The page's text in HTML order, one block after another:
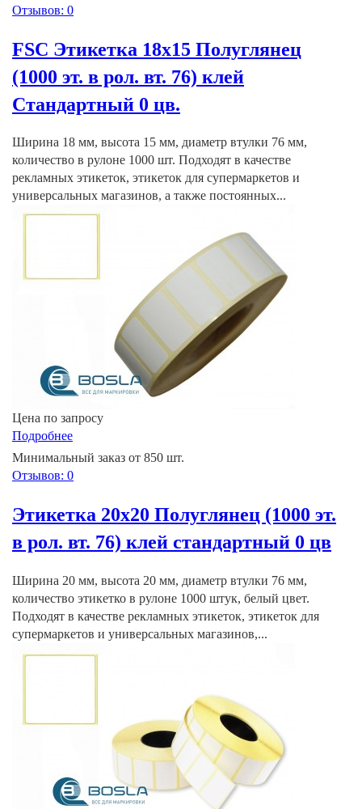
Отзывов: 0
FSC Этикетка 18х15 Полуглянец
(1000 эт. в рол. вт. 76) клей
Стандартный 0 цв.
Ширина 18 мм, высота 15 мм, диаметр втулки 76 мм,
количество в рулоне 1000 шт. Подходят в качестве
рекламных этикеток, этикеток для супермаркетов и
универсальных магазинов, а также постоянных...
Цена по запросу
Подробнее
Минимальный заказ от 850 шт.
Отзывов: 0
Этикетка 20х20 Полуглянец (1000 эт.
в рол. вт. 76) клей стандартный 0 цв
Ширина 20 мм, высота 20 мм, диаметр втулки 76 мм,
количество этикетко в рулоне 1000 штук, белый цвет.
Подходят в качестве рекламных этикеток, этикеток для
супермаркетов и универсальных магазинов,...